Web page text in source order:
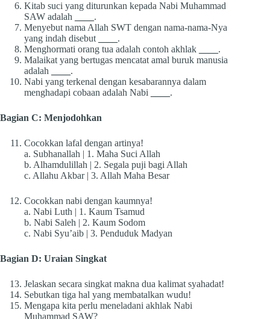
Kitab suci yang diturunkan kepada Nabi Muhammad
SAW adalah
.
Menyebut nama Allah SWT dengan nama-nama-Nya
yang indah disebut
.
Menghormati orang tua adalah contoh akhlak
.
Malaikat yang bertugas mencatat amal buruk manusia
adalah
.
Nabi yang terkenal dengan kesabarannya dalam
menghadapi cobaan adalah Nabi
.
Bagian C: Menjodohkan
Cocokkan lafal dengan artinya!
a. Subhanallah | 1. Maha Suci Allah
b. Alhamdulillah | 2. Segala puji bagi Allah
c. Allahu Akbar | 3. Allah Maha Besar
Cocokkan nabi dengan kaumnya!
a. Nabi Luth | 1. Kaum Tsamud
b. Nabi Saleh | 2. Kaum Sodom
c. Nabi Syu’aib | 3. Penduduk Madyan
Bagian D: Uraian Singkat
Jelaskan secara singkat makna dua kalimat syahadat!
Sebutkan tiga hal yang membatalkan wudu!
Mengapa kita perlu meneladani akhlak Nabi
Muhammad SAW?